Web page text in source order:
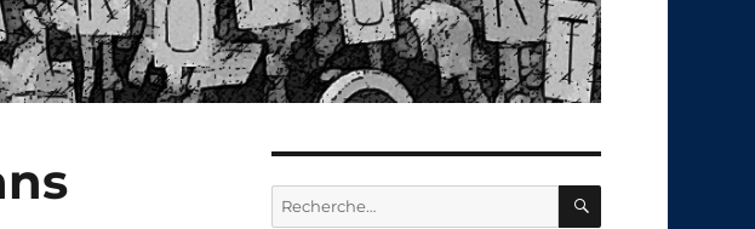
pour :
RECHERCHE